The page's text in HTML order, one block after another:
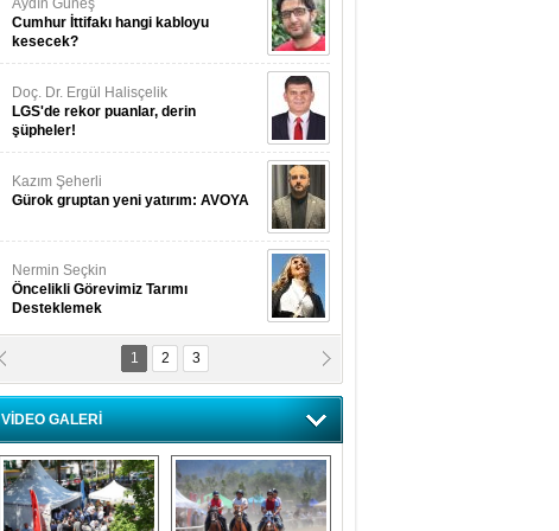
Aydın Güneş
Cumhur İttifakı hangi kabloyu
kesecek?
Doç. Dr. Ergül Halisçelik
LGS'de rekor puanlar, derin
şüpheler!
Kazım Şeherli
Gürok gruptan yeni yatırım: AVOYA
Nermin Seçkin
Öncelikli Görevimiz Tarımı
Desteklemek
Nilüfer Menekli Buzcular
Siz Hiç Kelebeklerin Sesini
Duydunuz Mu?
1 2 3
VİDEO GALERİ